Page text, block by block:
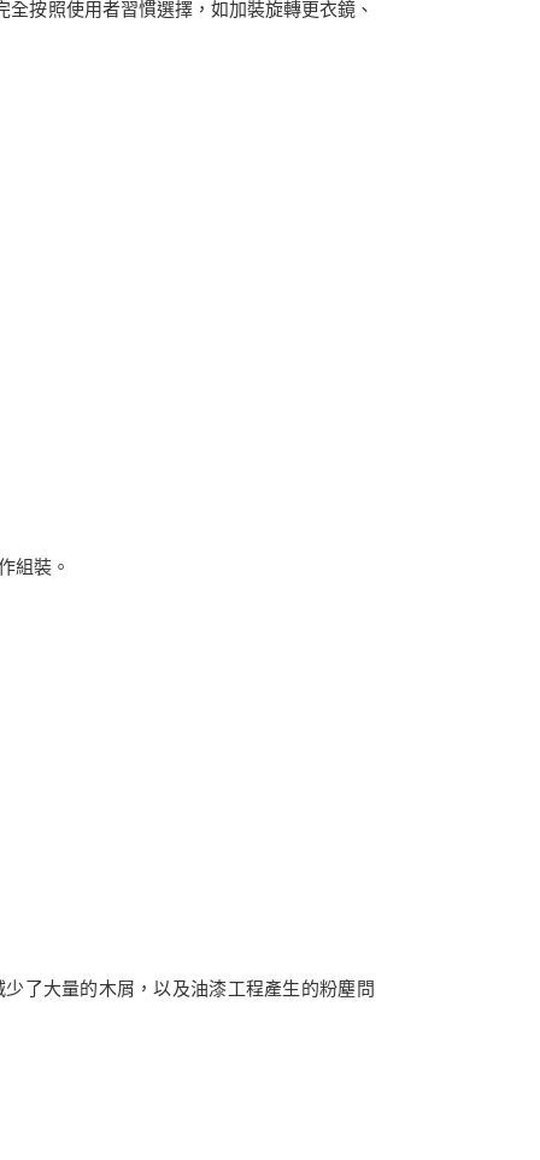
按照使用者習慣選擇，如加裝旋轉更衣鏡、
組裝。
了大量的木屑，以及油漆工程產生的粉塵問